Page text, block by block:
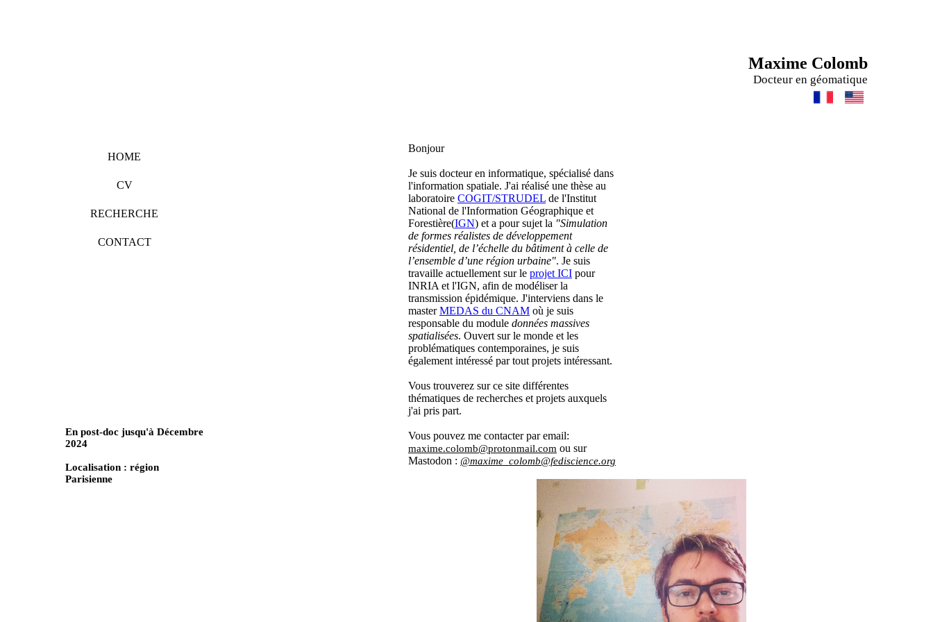
Maxime Colomb
Docteur en géomatique
HOME
CV
RECHERCHE
CONTACT
Bonjour
Je suis docteur en informatique, spécialisé dans
l'information spatiale. J'ai réalisé une thèse au
laboratoire COGIT/STRUDELde l'Institut
National de l'Information Géographique et
Forestière(IGN) et a pour sujet la "Simulation
de formes réalistes de développement
résidentiel, de l’échelle du bâtiment à celle de
l’ensemble d’une région urbaine". Je suis
travaille actuellement sur le projet ICIpour
INRIA et l'IGN, afin de modéliser la
transmission épidémique. J'interviens dans le
masterMEDAS du CNAMoù je suis
responsable du module données massives
spatialisées. Ouvert sur le monde et les
problématiques contemporaines, je suis
également intéressé par tout projets intéressant.
Vous trouverez sur ce site différentes
thématiques de recherches et projets auxquels
j'ai pris part.
Vous pouvez me contacter par email:
maxime.colomb@protonmail.com ou sur
Mastodon : @maxime_colomb@fediscience.org
En post-doc jusqu'à Décembre
2024
Localisation : région
Parisienne